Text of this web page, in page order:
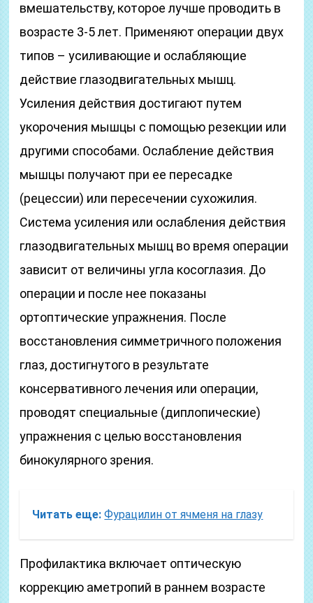
вмешательству, которое лучше проводить в
возрасте 3-5 лет. Применяют операции двух
типов – усиливающие и ослабляющие
действие глазодвигательных мышц.
Усиления действия достигают путем
укорочения мышцы с помощью резекции или
другими способами. Ослабление действия
мышцы получают при ее пересадке
(рецессии) или пересечении сухожилия.
Система усиления или ослабления действия
глазодвигательных мышц во время операции
зависит от величины угла косоглазия. До
операции и после нее показаны
ортоптические упражнения. После
восстановления симметричного положения
глаз, достигнутого в результате
консервативного лечения или операции,
проводят специальные (диплопические)
упражнения с целью восстановления
бинокулярного зрения.
Читать еще: Фурацилин от ячменя на глазу
Профилактика включает оптическую
коррекцию аметропий в раннем возрасте